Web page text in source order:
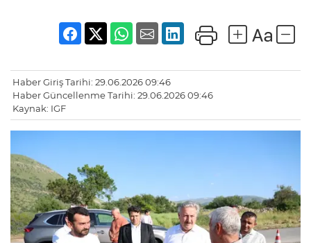
Haber Giriş Tarihi: 29.06.2026 09:46
Haber Güncellenme Tarihi: 29.06.2026 09:46
Kaynak: IGF